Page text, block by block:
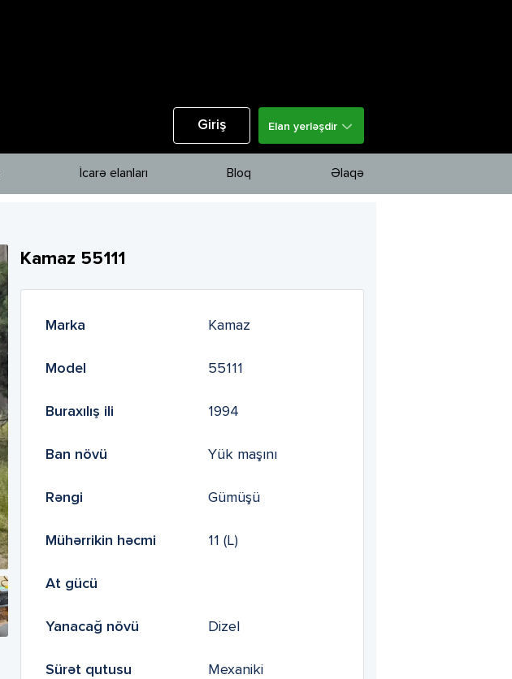
Giriş Elan yerləşdir
İcarə elanları Bloq Əlaqə
Kamaz 55111
Marka Kamaz
Model 55111
Buraxılış ili 1994
Ban növü Yük maşını
Rəngi Gümüşü
Mühərrikin həcmi 11 (L)
At gücü
Yanacağ növü Dizel
Sürət qutusu Mexaniki